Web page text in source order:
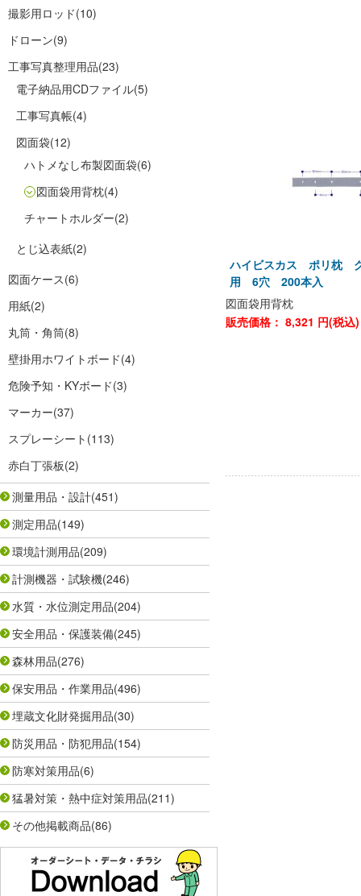
撮影用ロッド(10)
ドローン(9)
工事写真整理用品(23)
電子納品用CDファイル(5)
工事写真帳(4)
図面袋(12)
ハトメなし布製図面袋(6)
図面袋用背枕(4)
チャートホルダー(2)
とじ込表紙(2)
図面ケース(6)
用紙(2)
丸筒・角筒(8)
壁掛用ホワイトボード(4)
危険予知・KYボード(3)
マーカー(37)
スプレーシート (113)
赤白丁張板(2)
測量用品・設計(451)
測定用品(149)
環境計測用品(209)
計測機器・試験機(246)
水質・水位測定用品(204)
安全用品・保護装備(245)
森林用品(276)
保安用品・作業用品(496)
埋蔵文化財発掘用品(30)
防災用品・防犯用品(154)
防寒対策用品(6)
猛暑対策・熱中症対策用品(211)
その他掲載商品(86)
ハイビスカス ポリ枕
用 6穴 200本入
図面袋用背枕
販売価格： 8,321 円(税